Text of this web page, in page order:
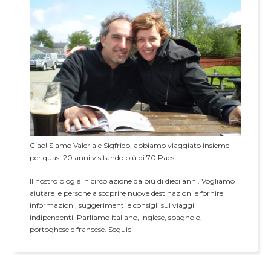
Ciao! Siamo Valeria e Sigfrido, abbiamo viaggiato insieme
per quasi 20 anni visitando più di 70 Paesi.
Il nostro blog è in circolazione da più di dieci anni. Vogliamo
aiutare le persone a scoprire nuove destinazioni e fornire
informazioni, suggerimenti e consigli sui viaggi
indipendenti. Parliamo italiano, inglese, spagnolo,
portoghese e francese. Seguici!